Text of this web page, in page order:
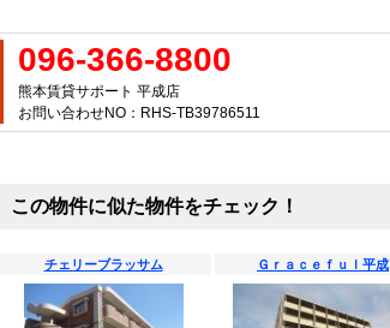
096-366-8800
熊本賃貸サポート 平成店
お問い合わせNO：RHS-TB39786511
この物件に似た物件をチェック！
チェリーブラッサム Ｇｒａｃｅｆｕｌ平成